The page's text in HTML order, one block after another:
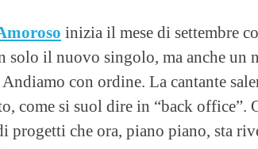
inizia il mese di settembre
solo il nuovo singolo, ma anche un
con ordine. La cantante
come si suol dire in “back office”.
progetti che ora, piano piano, sta